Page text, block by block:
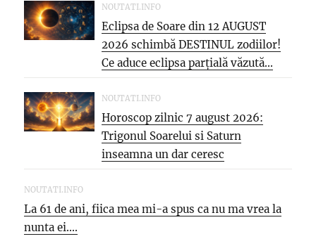
NOUTATI.INFO
Eclipsa de Soare din 12 AUGUST
2026 schimbă DESTINUL zodiilor!
Ce aduce eclipsa parțială văzută...
NOUTATI.INFO
Horoscop zilnic 7 august 2026:
Trigonul Soarelui si Saturn
inseamna un dar ceresc
NOUTATI.INFO
La 61 de ani, fiica mea mi-a spus ca nu ma vrea la
nunta ei....